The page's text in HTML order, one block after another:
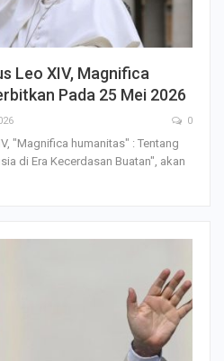
Leo XIV, Magnifica
Pada 25 Mei 2026
0
"Magnifica humanitas" : Tentang
di Era Kecerdasan Buatan", akan